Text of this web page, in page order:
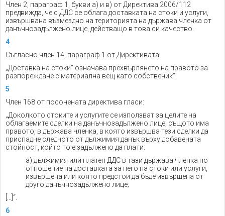
Член 2, параграф 1, букви а) и в) от Директива 2006/112
предвижда, че с ДДС се облага доставката на стоки и услуги,
извършвана възмездно на територията на държава членка от
данъчнозадължено лице, действащо в това си качество.
4
Съгласно член 14, параграф 1 от Директивата:
„Доставка на стоки“ означава прехвърлянето на правото за
разпореждане с материална вещ като собственик“.
5
Член 168 от посочената директива гласи:
„Доколкото стоките и услугите се използват за целите на
облагаемите сделки на данъчнозадължено лице, същото има
правото, в държава членка, в която извършва тези сделки да
приспадне следното от дължимия данък върху добавената
стойност, който то е задължено да плати:
a) дължимия или платен ДДС в тази държава членка по
отношение на доставката за него на стоки или услуги,
извършена или която предстои да бъде извършена от
друго данъчнозадължено лице;
[…]“.
6